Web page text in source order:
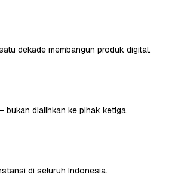
dekade membangun produk digital.
bukan dialihkan ke pihak ketiga.